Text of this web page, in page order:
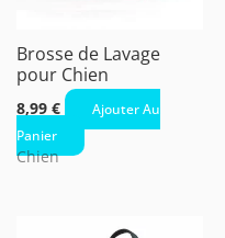
Brosse de Lavage
pour Chien
8,99 €
Ajouter Au
Panier
Chien
Ce